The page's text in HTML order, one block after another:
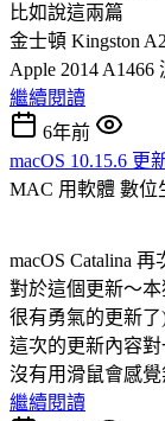
比如說這兩篇
金士頓 Kingston
Apple 2014 A1466
繼續閱讀
6年前
macOS 10.15.6
MAC 用軟體 數位
macOS Catalina 再
對於這個更新～
很有勇氣的更新了
這次的更新內容
沒有用滑鼠會感
繼續閱讀